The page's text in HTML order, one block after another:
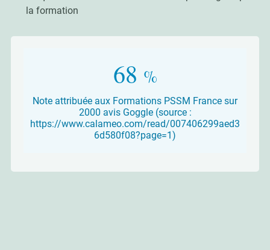
la formation
85 %
Note attribuée aux Formations PSSM France sur
2000 avis Goggle (source :
https://www.calameo.com/read/007406299aed3
6d580f08?page=1)